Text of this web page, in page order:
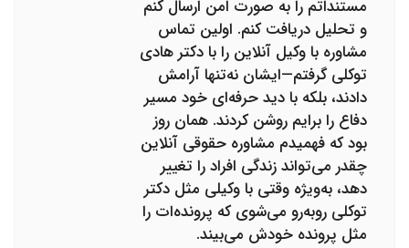
مستنداتم را به صورت امن ارسال کنم
و تحلیل دریافت کنم. اولین تماس
مشاوره با وکیل آنلاین را با دکتر هادی
توکلی گرفتم—ایشان نه‌تنها آرامش
دادند، بلکه با دید حرفه‌ای خود مسیر
دفاع را برایم روشن کردند. همان روز
بود که فهمیدم مشاوره حقوقی آنلاین
چقدر می‌تواند زندگی افراد را تغییر
دهد، به‌ویژه وقتی با وکیلی مثل دکتر
توکلی روبه‌رو می‌شوی که پرونده‌ات را
مثل پرونده خودش می‌بیند.